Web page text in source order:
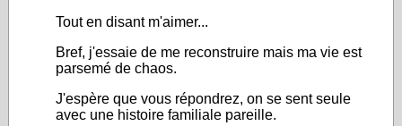
Tout en disant m'aimer...
Bref, j'essaie de me reconstruire mais ma vie est
parsemé de chaos.
J'espère que vous répondrez, on se sent seule
avec une histoire familiale pareille.